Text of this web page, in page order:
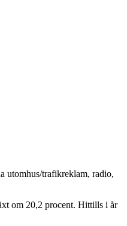
utomhus/trafikreklam, radio,
om 20,2 procent. Hittills i år